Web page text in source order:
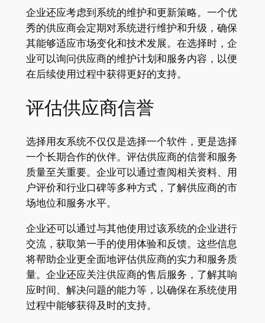
企业还应考虑到系统的维护和更新策略。一个优
秀的供应商会定期对系统进行维护和升级，确保
其能够适应市场变化和技术发展。在选择时，企
业可以询问供应商的维护计划和服务内容，以便
在后续使用过程中获得更好的支持。
评估供应商信誉
选择用友系统不仅仅是选择一个软件，更是选择
一个长期合作的伙伴。评估供应商的信誉和服务
质量至关重要。企业可以通过查阅相关资料、用
户评价和行业口碑等多种方式，了解供应商的市
场地位和服务水平。
企业还可以通过与其他使用过该系统的企业进行
交流，获取第一手的使用体验和反馈。这些信息
将帮助企业更全面地评估供应商的实力和服务质
量。企业还应关注供应商的售后服务，了解其响
应时间、解决问题的能力等，以确保在系统使用
过程中能够获得及时的支持。